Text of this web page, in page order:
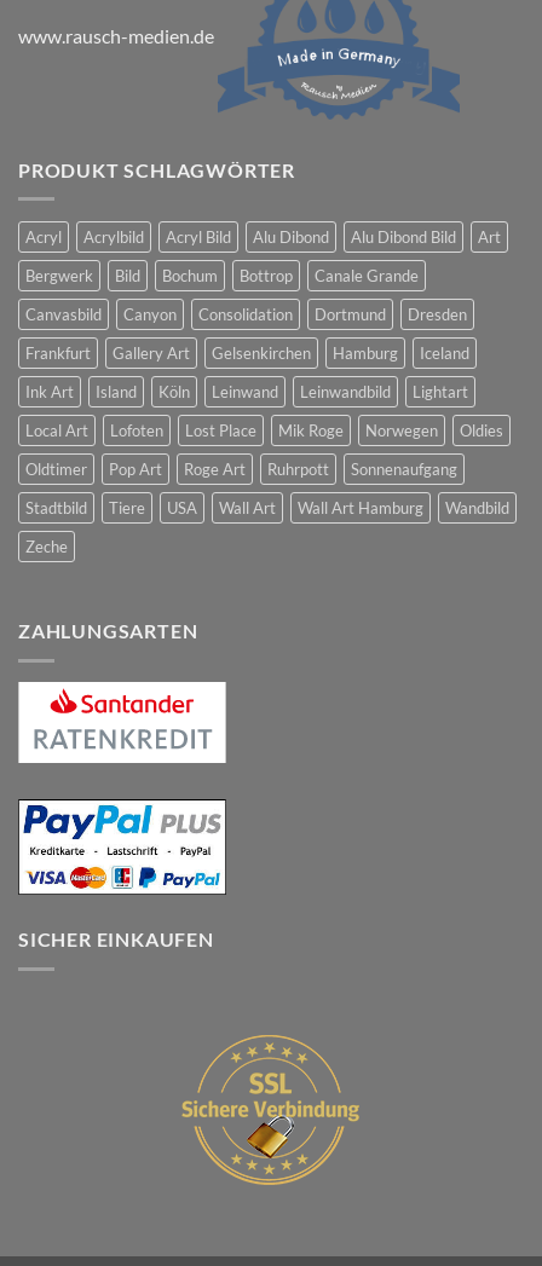
www.rausch-medien.de
PRODUKT SCHLAGWÖRTER
Acryl Acrylbild Acryl Bild Alu Dibond Alu Dibond Bild
Art
Bergwerk
Bild Bochum Bottrop
Canale Grande
Canvasbild
Canyon Consolidation Dortmund
Dresden
Frankfurt
Gallery Art Gelsenkirchen Hamburg
Iceland
Ink Art
Island Köln Leinwand Leinwandbild
Lightart
Local Art
Lofoten Lost Place Mik Roge Norwegen
Oldies
Oldtimer
Pop Art Roge Art Ruhrpott
Sonnenaufgang
Stadtbild
Tiere USA Wall Art Wall Art Hamburg
Wandbild
Zeche
ZAHLUNGSARTEN
SICHER EINKAUFEN